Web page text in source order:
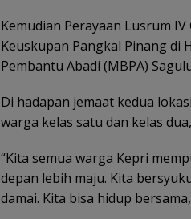
Kemudian Perayaan Lusrum
Keuskupan Pangkal Pinang di
Pembantu Abadi (MBPA)
Di hadapan jemaat kedua
warga kelas satu dan kelas
“Kita semua warga Kepri
depan lebih maju. Kita
damai. Kita bisa hidup